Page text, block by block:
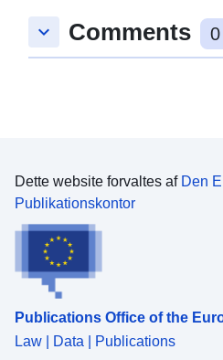
keyboard_arrow_down Comments 0
Dette website forvaltes af Den
Publikationskontor
Publications Office of the
Law | Data | Publications